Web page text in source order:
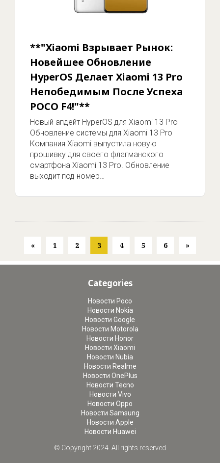
**"Xiaomi Взрывает Рынок:
Новейшее Обновление
HyperOS Делает Xiaomi 13 Pro
Непобедимым После Успеха
POCO F4!"**
Новый апдейт HyperOS для Xiaomi 13 Pro
Обновление системы для Xiaomi 13 Pro
Компания Xiaomi выпустила новую
прошивку для своего флагманского
смартфона Xiaomi 13 Pro. Обновление
выходит под номер…
« 1 2 3 4 5 6 »
Categories
Новости Poco
Новости Nokia
Новости Google
Новости Motorola
Новости Honor
Новости Xiaomi
Новости Nubia
Новости Realme
Новости OnePlus
Новости Tecno
Новости Vivo
Новости Oppo
Новости Samsung
Новости Apple
Новости Huawei
© Copyright 2024. All rights reserved